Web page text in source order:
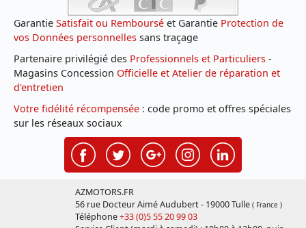
Garantie Satisfait ou Remboursé et Garantie Protection de
vos Données personnelles sans traçage
Partenaire privilégié des Professionnels et Particuliers -
Magasins Concession Officielle et Atelier de réparation et
d'entretien
Votre fidélité récompensée : code promo et offres spéciales
sur les réseaux sociaux
AZMOTORS.FR
56 rue Docteur Aimé Audubert - 19000 Tulle ( France )
Téléphone+33 (0)5 55 20 99 03